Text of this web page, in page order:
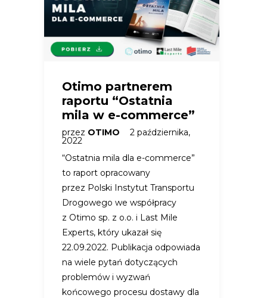
Otimo partnerem
raportu “Ostatnia
mila w e-commerce”
przez OTIMO 2 października,
2022
“Ostatnia mila dla e-commerce”
to raport opracowany
przez Polski Instytut Transportu
Drogowego we współpracy
z Otimo sp. z o.o. i Last Mile
Experts, który ukazał się
22.09.2022. Publikacja odpowiada
na wiele pytań dotyczących
problemów i wyzwań
końcowego procesu dostawy dla